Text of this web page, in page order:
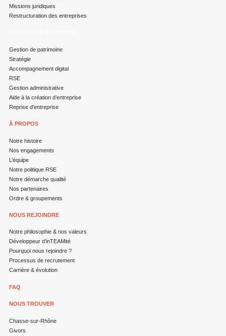
Missions juridiques
Restructuration des entreprises
Gestion de patrimoine
Stratégie
Accompagnement digital
RSE
Gestion administrative
Aide à la création d’entreprise
Reprise d’entreprise
À PROPOS
Notre histoire
Nos engagements
L’équipe
Notre politique RSE
Notre démarche qualité
Nos partenaires
Ordre & groupements
NOUS REJOINDRE
Notre philosophie & nos valeurs
Développeur d’inTEAMité
Pourquoi nous rejoindre ?
Processus de recrutement
Carrière & évolution
FAQ
NOUS TROUVER
Chasse-sur-Rhône
Givors